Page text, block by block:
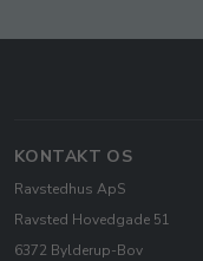
KONTAKT OS
Ravstedhus ApS
Ravsted Hovedgade 51
6372 Bylderup-Bov